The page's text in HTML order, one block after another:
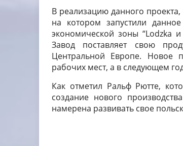
В реализацию данного
на котором запустили
экономической зоны “Lodzka
Завод поставляет свою
Центральной Европе. Новое
рабочих мест, а в следующем
Как отметил Ральф Рютте,
создание нового
намерена развивать свое